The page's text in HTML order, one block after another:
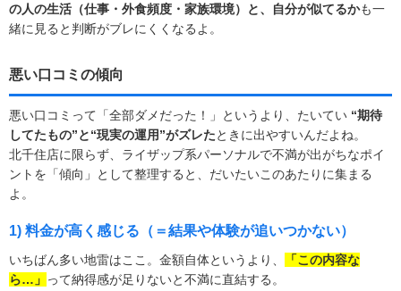
の人の生活（仕事・外食頻度・家族環境）と、自分が似てるかも一
緒に見ると判断がブレにくくなるよ。
悪い口コミの傾向
悪い口コミって「全部ダメだった！」というより、たいてい “期待
してたもの”と“現実の運用”がズレたときに出やすいんだよね。
北千住店に限らず、ライザップ系パーソナルで不満が出がちなポイ
ントを「傾向」として整理すると、だいたいこのあたりに集まる
よ。
1) 料金が高く感じる（＝結果や体験が追いつかない）
いちばん多い地雷はここ。金額自体というより、
「この内容な
ら…」 って納得感が足りないと不満に直結する。